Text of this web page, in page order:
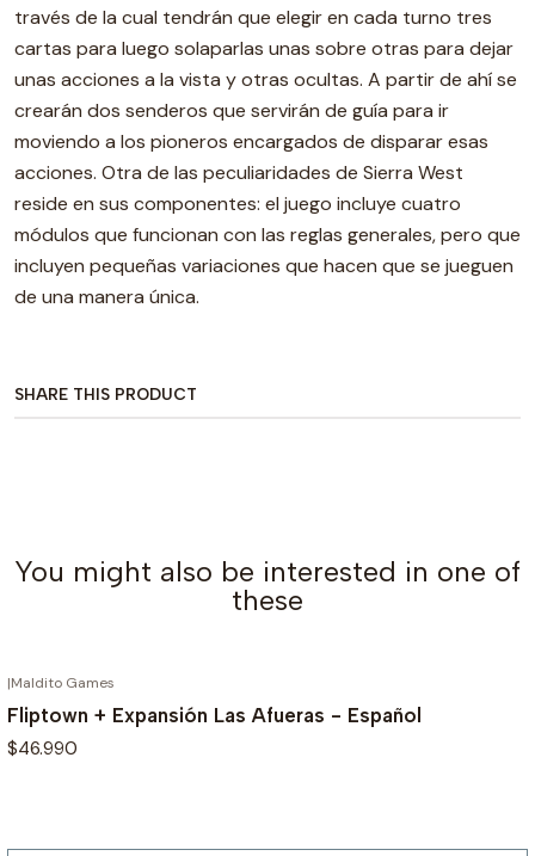
través de la cual tendrán que elegir en cada turno tres
cartas para luego solaparlas unas sobre otras para dejar
unas acciones a la vista y otras ocultas. A partir de ahí se
crearán dos senderos que servirán de guía para ir
moviendo a los pioneros encargados de disparar esas
acciones. Otra de las peculiaridades de Sierra West
reside en sus componentes: el juego incluye cuatro
módulos que funcionan con las reglas generales, pero que
incluyen pequeñas variaciones que hacen que se jueguen
de una manera única.
SHARE THIS PRODUCT
You might also be interested in one of
these
|Maldito Games
Fliptown + Expansión Las Afueras - Español
$46.990